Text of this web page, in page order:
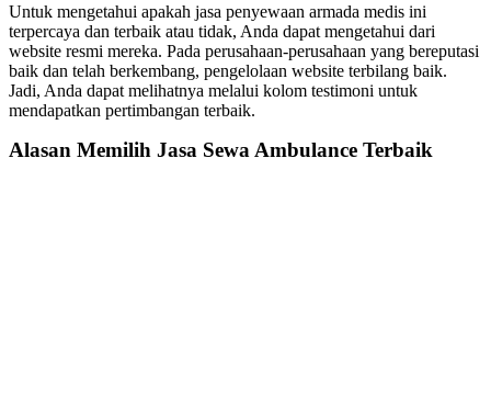
Untuk mengetahui apakah jasa penyewaan armada medis ini
terpercaya dan terbaik atau tidak, Anda dapat mengetahui dari
website resmi mereka. Pada perusahaan-perusahaan yang bereputasi
baik dan telah berkembang, pengelolaan website terbilang baik.
Jadi, Anda dapat melihatnya melalui kolom testimoni untuk
mendapatkan pertimbangan terbaik.
Alasan Memilih Jasa Sewa Ambulance Terbaik